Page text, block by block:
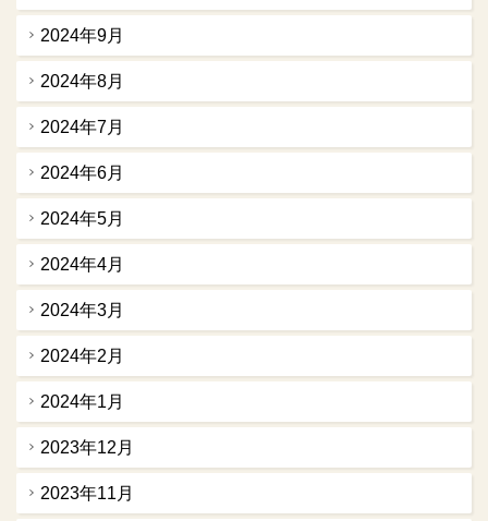
2024年9月
2024年8月
2024年7月
2024年6月
2024年5月
2024年4月
2024年3月
2024年2月
2024年1月
2023年12月
2023年11月